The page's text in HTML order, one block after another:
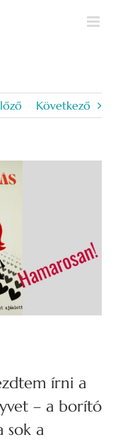
Következő
írni a
– a borító
sok a